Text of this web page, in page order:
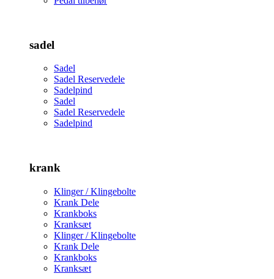
sadel
Sadel
Sadel Reservedele
Sadelpind
Sadel
Sadel Reservedele
Sadelpind
krank
Klinger / Klingebolte
Krank Dele
Krankboks
Kranksæt
Klinger / Klingebolte
Krank Dele
Krankboks
Kranksæt